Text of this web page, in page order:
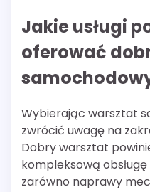
Jakie usługi
oferować
Wybierając warsztat
zwrócić uwagę na
Dobry warsztat
kompleksową
zarówno naprawy